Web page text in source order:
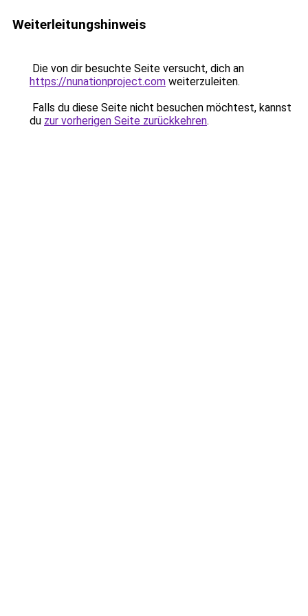
Weiterleitungshinweis
Die von dir besuchte Seite versucht, dich an
https://nunationproject.com weiterzuleiten.
Falls du diese Seite nicht besuchen möchtest, kannst
du zur vorherigen Seite zurückkehren.